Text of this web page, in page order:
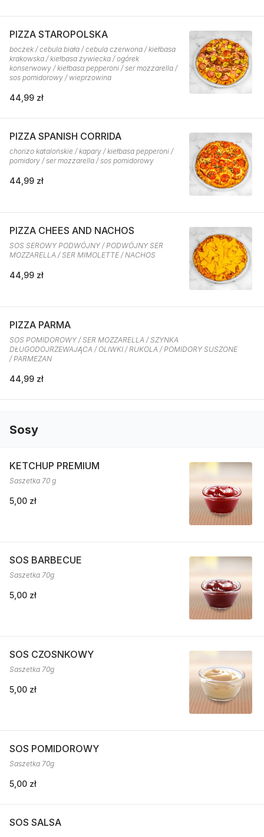
PIZZA STAROPOLSKA
boczek / cebula biała / cebula czerwona / kiełbasa
krakowska / kiełbasa żywiecka / ogórek
konserwowy / kiełbasa pepperoni / ser mozzarella /
sos pomidorowy / wieprzowina
44,99 zł
PIZZA SPANISH CORRIDA
chorizo katalońskie / kapary / kiełbasa pepperoni /
pomidory / ser mozzarella / sos pomidorowy
44,99 zł
PIZZA CHEES AND NACHOS
SOS SEROWY PODWÓJNY / PODWÓJNY SER
MOZZARELLA / SER MIMOLETTE / NACHOS
44,99 zł
PIZZA PARMA
SOS POMIDOROWY / SER MOZZARELLA / SZYNKA
DŁUGODOJRZEWAJĄCA / OLIWKI / RUKOLA / POMIDORY SUSZONE
/ PARMEZAN
44,99 zł
Sosy
KETCHUP PREMIUM
Saszetka 70 g
5,00 zł
SOS BARBECUE
Saszetka 70g
5,00 zł
SOS CZOSNKOWY
Saszetka 70g
5,00 zł
SOS POMIDOROWY
Saszetka 70g
5,00 zł
SOS SALSA